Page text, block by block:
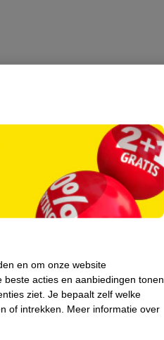
en om onze website
beste acties en aanbiedingen tonen
ziet. Je bepaalt zelf welke
of intrekken.
Meer informatie over